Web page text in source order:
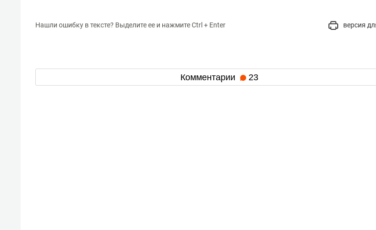
Нашли ошибку в тексте? Выделите ее и нажмите Ctrl + Enter версия
Комментарии 23